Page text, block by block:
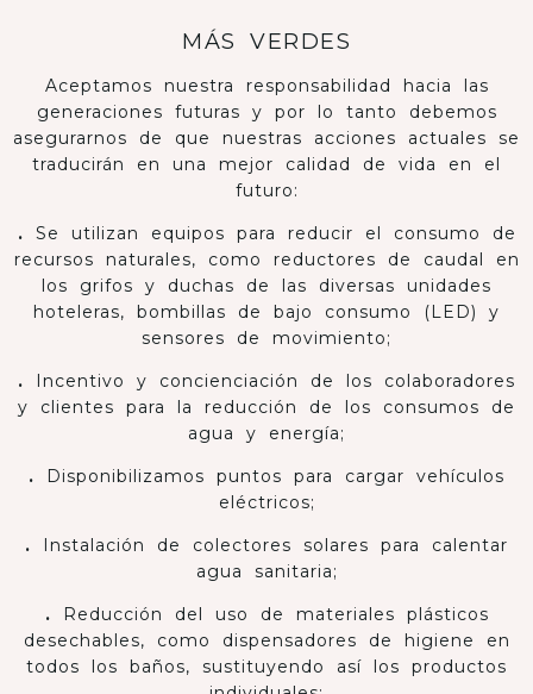
MÁS VERDES
Aceptamos nuestra responsabilidad hacia las
generaciones futuras y por lo tanto debemos
asegurarnos de que nuestras acciones actuales se
traducirán en una mejor calidad de vida en el
futuro:
. Se utilizan equipos para reducir el consumo de
recursos naturales, como reductores de caudal en
los grifos y duchas de las diversas unidades
hoteleras, bombillas de bajo consumo (LED) y
sensores de movimiento;
. Incentivo y concienciación de los colaboradores
y clientes para la reducción de los consumos de
agua y energía;
. Disponibilizamos puntos para cargar vehículos
eléctricos;
. Instalación de colectores solares para calentar
agua sanitaria;
. Reducción del uso de materiales plásticos
desechables, como dispensadores de higiene en
todos los baños, sustituyendo así los productos